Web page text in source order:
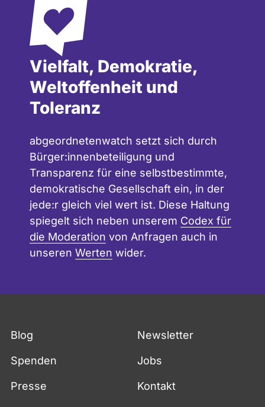
Vielfalt, Demokratie,
Weltoffenheit und
Toleranz
abgeordnetenwatch setzt sich durch
Bürger:innenbeteiligung und
Transparenz für eine selbstbestimmte,
demokratische Gesellschaft ein, in der
jede:r gleich viel wert ist. Diese Haltung
spiegelt sich neben unserem Codex für
die Moderation von Anfragen auch in
unseren Werten wider.
Blog Newsletter
Spenden Jobs
Presse Kontakt